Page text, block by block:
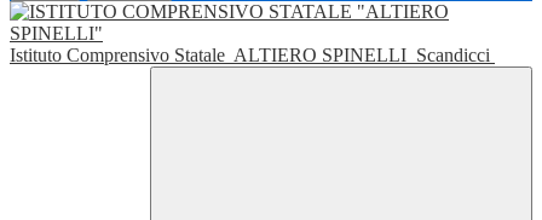
Istituto Comprensivo Statale ALTIERO SPINELLI Scandicci